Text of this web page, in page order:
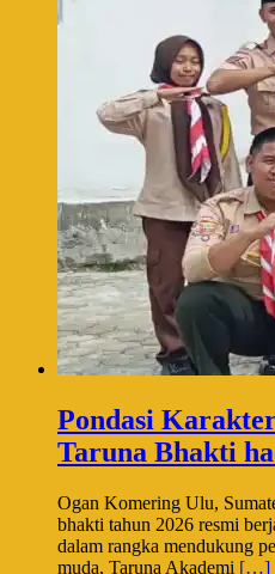
Pondasi
Taruna Bhakti
Ogan Komering Ulu,
bhakti tahun 2026 resmi
dalam rangka mendukung
muda, Taruna Akademi […]